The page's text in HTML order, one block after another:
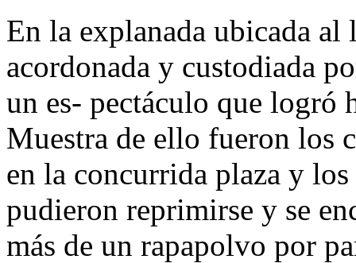
En la explanada ubicada
acordonada y custodiada
un es- pectáculo que logró
Muestra de ello fueron los
en la concurrida plaza y
pudieron reprimirse y se
más de un rapapolvo por